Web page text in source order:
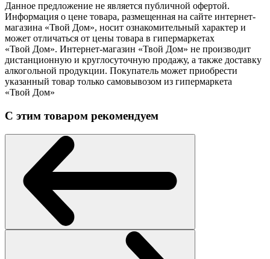
Данное предложение не является публичной офертой.
Информация о цене товара, размещенная на сайте интернет-
магазина «Твой Дом», носит ознакомительный характер и
может отличаться от цены товара в гипермаркетах
«Твой Дом». Интернет-магазин «Твой Дом» не производит
дистанционную и круглосуточную продажу, а также доставку
алкогольной продукции. Покупатель может приобрести
указанный товар только самовывозом из гипермаркета
«Твой Дом»
С этим товаром рекомендуем